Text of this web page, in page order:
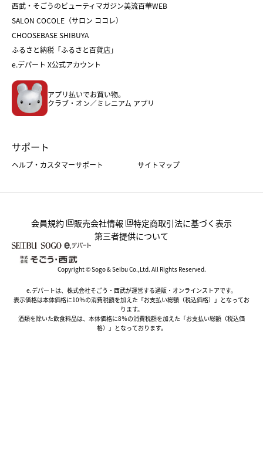
ホワイトデー
バレンタイン
ホワイトデー
おせち
フード
ホーム・キッチン＆アート
西武・そごうのビューティマガジン美流百華WEB
SALON COCOLE（サロン ココレ）
CHOOSEBASE SHIBUYA
ふるさと納税「ふるさと百貨店」
e.デパート X公式アカウント
アプリ払いでお買い物。
クラブ・オン／ミレニアム アプリ
サポート
ヘルプ・カスタマーサポート サイトマップ
会員規約 販売会社情報
特定商取引法に基づく表示
第三者提供について
Copyright © Sogo & Seibu Co.,Ltd. All Rights Reserved.
e.デパートは、株式会社そごう・西武が運営する通販・オンラインストアです。
表示価格は本体価格に10％の消費税額を加えた「お支払い総額（税込価格）」となってお
ります。
酒類を除いた飲食料品は、本体価格に8％の消費税額を加えた「お支払い総額（税込価
格）」となっております。